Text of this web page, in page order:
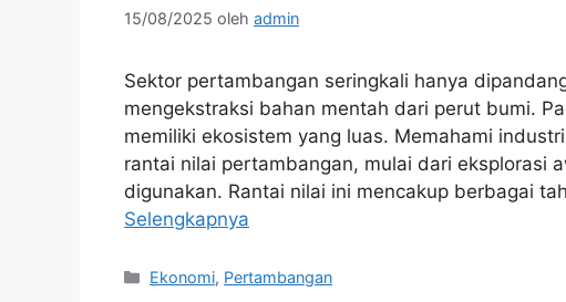
15/08/2025 oleh admin
Sektor pertambangan seringkali hanya
mengekstraksi bahan mentah dari perut bumi.
memiliki ekosistem yang luas. Memahami
rantai nilai pertambangan, mulai dari eksplorasi
digunakan. Rantai nilai ini mencakup berbagai
Selengkapnya
Kategori
Ekonomi, Pertambangan